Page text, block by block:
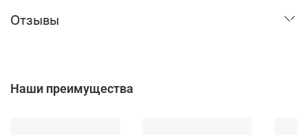
Отзывы
Наши преимущества